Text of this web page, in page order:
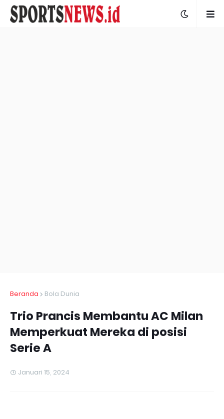
Beranda Bola Dunia
Trio Prancis Membantu AC Milan
Memperkuat Mereka di posisi
Serie A
Januari 15, 2024